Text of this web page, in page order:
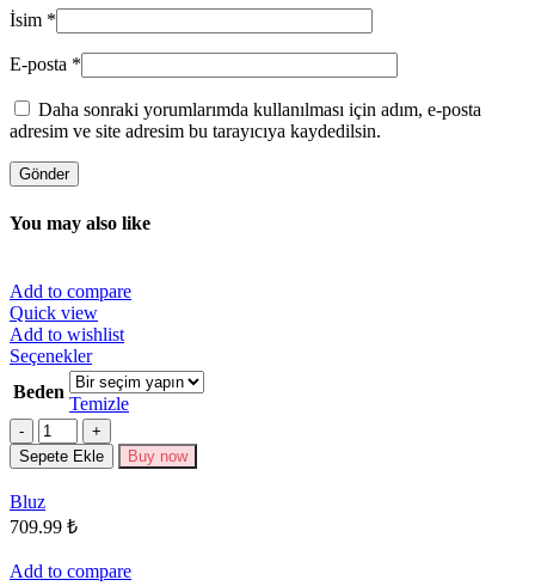
İsim *
E-posta *
Daha sonraki yorumlarımda kullanılması için adım, e-posta
adresim ve site adresim bu tarayıcıya kaydedilsin.
You may also like
Add to compare
Quick view
Add to wishlist
SeçeneklerBu
ürünün
birden
fazla
varyasyonu
var.
Beden
Temizle
Miktar
Sepete Ekle Buy now
Bluz
709.99 ₺
Add to compare